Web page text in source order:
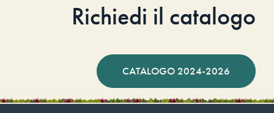
Richiedi il catalogo
CATALOGO 2024-2026